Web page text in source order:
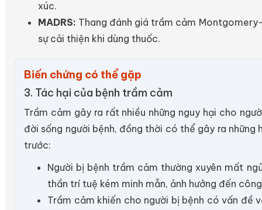
xúc.
MADRS: Thang đánh giá trầm cảm
sự cải thiện khi dùng thuốc.
Biến chứng có thể gặp
3. Tác hại của bệnh trầm cảm
Trầm cảm gây ra rất nhiều những nguy hại cho
đời sống người bệnh, đồng thời có thể gây ra những
trước:
Người bị bệnh trầm cảm thường xuyên mất
thần trí tuệ kém minh mẫn, ảnh hưởng đến
Trầm cảm khiến cho người bị bệnh có vấn đề